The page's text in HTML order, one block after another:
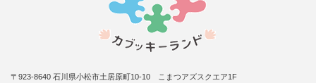
〒923-8640 石川県小松市土居原町10-10 こまつアズスクエア1F